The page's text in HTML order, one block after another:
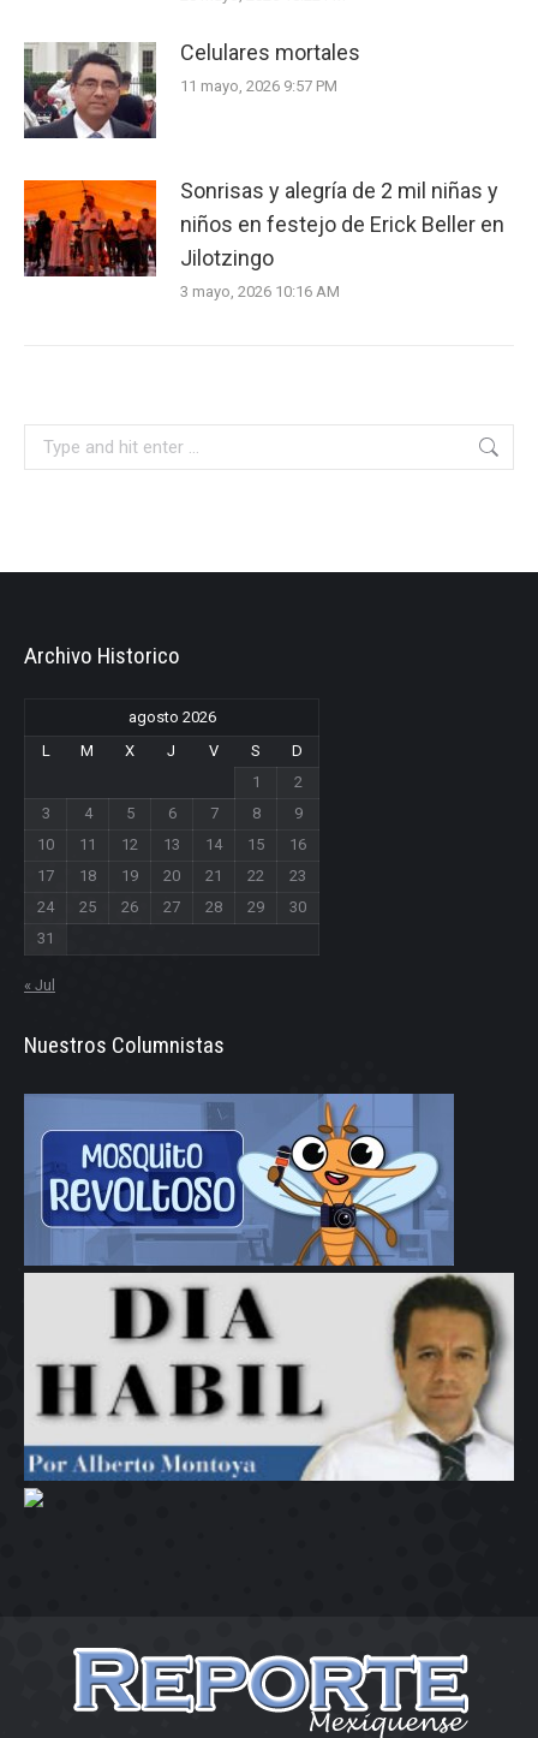
Celulares mortales
11 mayo, 2026 9:57 PM
Sonrisas y alegría de 2 mil niñas y
niños en festejo de Erick Beller en
Jilotzingo
3 mayo, 2026 10:16 AM
Archivo Historico
agosto 2026
L
M X J V S
D
1
2
3
4 5 6 7 8
9
10
11 12 13 14 15
16
17
18 19 20 21 22
23
24
25 26 27 28 29
30
31
« Jul
Nuestros Columnistas